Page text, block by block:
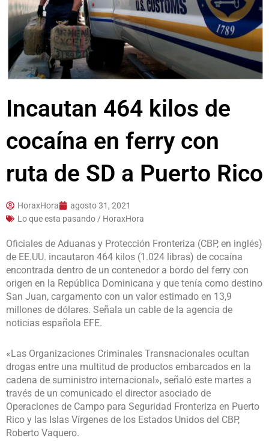
Incautan 464 kilos de
cocaína en ferry con
ruta de SD a Puerto Rico
HoraxHora
agosto 31, 2021
Lo que esta pasando / HoraxHora
Oficiales de Aduanas y Protección Fronteriza (CBP, en inglés)
de EE.UU. incautaron 464 kilos (1.024 libras) de cocaína
encontrada dentro de un contenedor a bordo del ferry con
origen en la República Dominicana y que tenía como destino
San Juan, cargamento con un valor estimado en 13,9
millones de dólares. Señala un cable de la agencia de
noticias española EFE.
«Las Organizaciones Criminales Transnacionales ocultan
drogas entre una multitud de productos embarcados en la
cadena de suministro internacional», señaló este martes a
través de un comunicado el director asociado de
Operaciones de Campo para Seguridad Fronteriza en Puerto
Rico y las Islas Vírgenes de los Estados Unidos del CBP,
Roberto Vaquero.